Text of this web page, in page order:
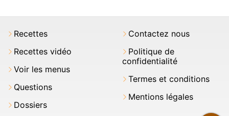
Recettes
Recettes vidéo
Voir les menus
Questions
Dossiers
Contactez nous
Politique de
confidentialité
Termes et conditions
Mentions légales